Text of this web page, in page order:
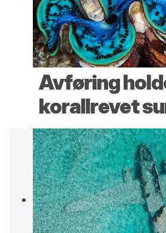
Avføring
korallrevet